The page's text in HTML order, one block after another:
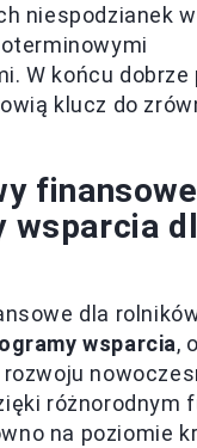
niespodzianek
W końcu dobrze
klucz do
wsparcia
dla
wsparcia,
różnorodnym
na poziomie